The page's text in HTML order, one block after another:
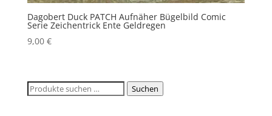
Dagobert Duck PATCH Aufnäher Bügelbild Comic
Serie Zeichentrick Ente Geldregen
9,00 €
Suchen
Suchen